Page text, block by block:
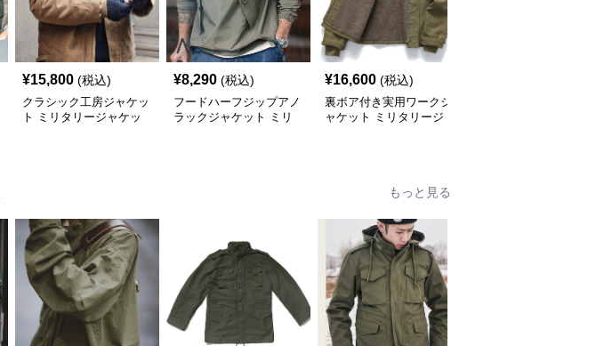
¥15,800 (税込)
クラシック工房ジャケッ
ト ミリタリージャケッ
¥8,290 (税込)
フードハーフジップアノ
ラックジャケット ミリ
¥16,600 (税込)
裏ボア付き実用ワークジ
ャケット ミリタリージ
もっと見る